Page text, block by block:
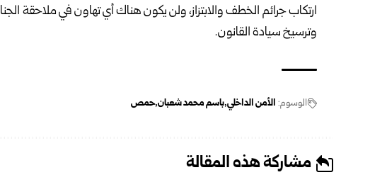
ارتكاب جرائم الخطف والابتزاز، ولن يكون هناك أي تهاون في ملاحقة
وترسيخ سيادة القانون.
الوسوم: الأمن الداخلي باسم محمد شعبان حمص
مشاركة هذه المقالة